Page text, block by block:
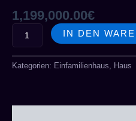
1,199,000.00€
IN DEN
Kategorien: Einfamilienhaus Haus